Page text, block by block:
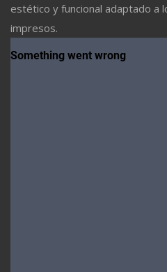
estético y funcional adaptado a
impresos.